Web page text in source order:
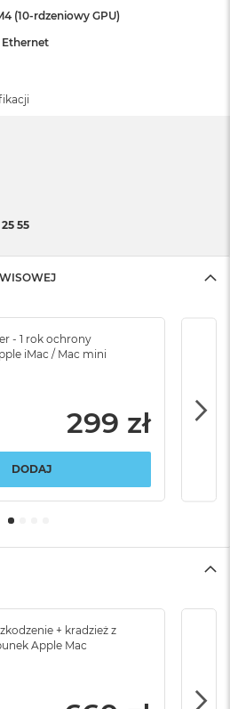
(10-rdzeniowy GPU)
Ethernet
55
- 1 rok ochrony
iMac / Mac mini
299 zł
DODAJ
+ kradzież z
Apple Mac